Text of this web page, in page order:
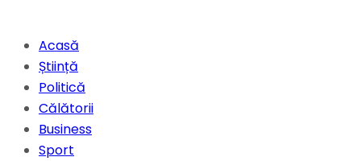
Acasă
Știință
Politică
Călătorii
Business
Sport